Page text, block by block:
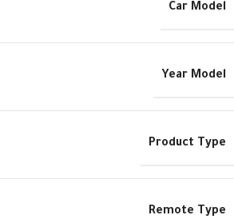
Car Model
Year Model
Product Type
Remote Type